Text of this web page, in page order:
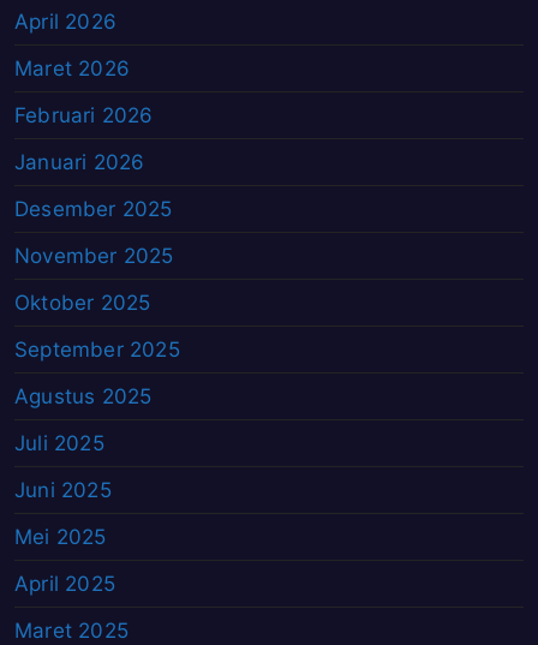
April 2026
Maret 2026
Februari 2026
Januari 2026
Desember 2025
November 2025
Oktober 2025
September 2025
Agustus 2025
Juli 2025
Juni 2025
Mei 2025
April 2025
Maret 2025